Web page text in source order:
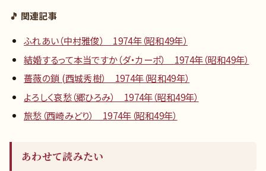
🎵 関連記事
ふれあい（中村雅俊） 1974年（昭和49年）
結婚するって本当ですか（ダ・カーポ） 1974年（昭和49年）
薔薇の鎖 (西城秀樹） 1974年（昭和49年）
よろしく哀愁（郷ひろみ） 1974年（昭和49年）
旅愁（西崎みどり） 1974年（昭和49年）
あわせて読みたい